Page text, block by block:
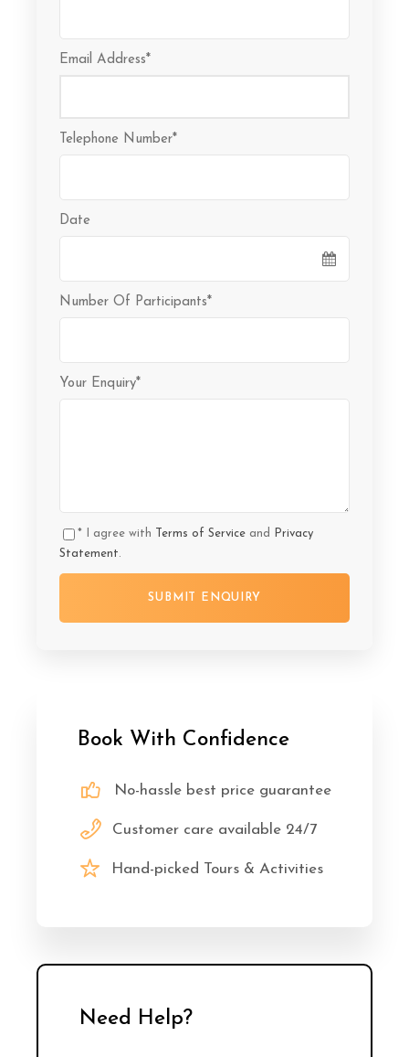
Email Address*
Telephone Number*
Date
Number Of Participants*
Your Enquiry*
* I agree with Terms of Service and
Privacy
Statement.
Book With Confidence
No-hassle best price guarantee
Customer care available 24/7
Hand-picked Tours & Activities
Need Help?